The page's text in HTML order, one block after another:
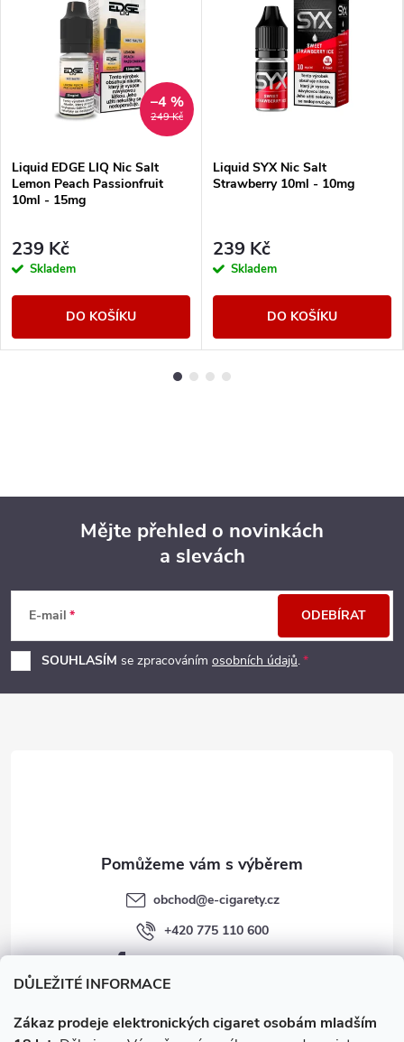
DŮLEŽITÉ INFORMACE
Zákaz prodeje elektronických cigaret osobám mladším
249 Kč
–4 %
Liquid EDGE LIQ Nic Salt
Lemon Peach Passionfruit
10ml - 15mg
239 Kč
Skladem
DO KOŠÍKU
Liquid SYX Nic Salt
Strawberry 10ml - 10mg
239 Kč
Skladem
DO KOŠÍKU
p
a
Mějte přehled o novinkách
a slevách
E-mail
SOUHLASÍM se zpracováním osobních údajů.
ODEBÍRAT
obchod@e-cigarety.cz
+420 775 110 600